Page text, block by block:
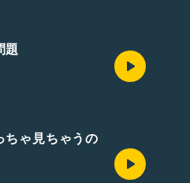
題
ちゃ見ちゃうの